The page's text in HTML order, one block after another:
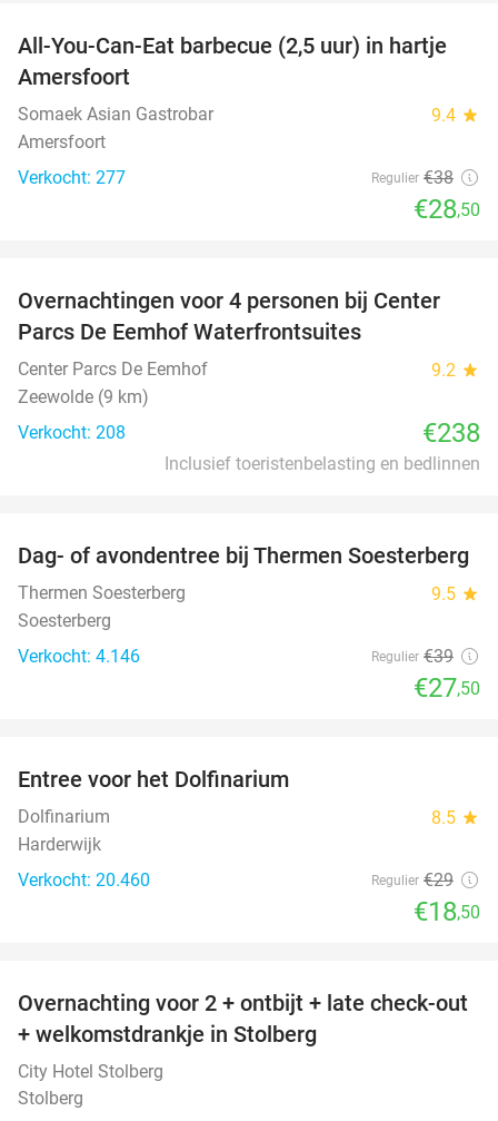
25%
All-You-Can-Eat barbecue (2,5 uur) in hartje
Amersfoort
Somaek Asian Gastrobar 9.4 star
Amersfoort
Verkocht: 277
Regulier €38
€28,50
Overnachtingen voor 4 personen bij Center
Parcs De Eemhof Waterfrontsuites
Center Parcs De Eemhof 9.2 star
Zeewolde (9 km)
Verkocht: 208
€238
Inclusief toeristenbelasting en bedlinnen
29%
Dag- of avondentree bij Thermen Soesterberg
Thermen Soesterberg 9.5 star
Soesterberg
Verkocht: 4.146
Regulier €39
€27,50
Entree voor het Dolfinarium
Dolfinarium 8.5 star
Harderwijk
Verkocht: 20.460
Regulier €29
€18,50
33%
Overnachting voor 2 + ontbijt + late check-out
+ welkomstdrankje in Stolberg
City Hotel Stolberg
Stolberg